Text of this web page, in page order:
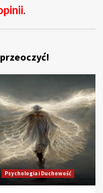
.
Psychologia i Duchowość